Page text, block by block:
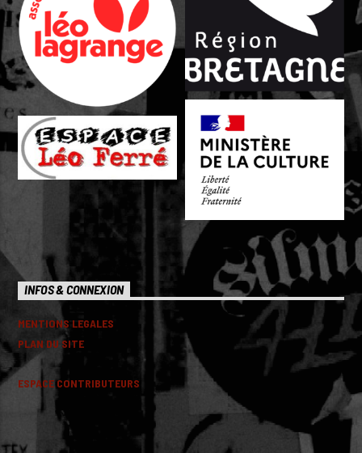
INFOS & CONNEXION
MENTIONS LEGALES
PLAN DU SITE
ESPACE CONTRIBUTEURS